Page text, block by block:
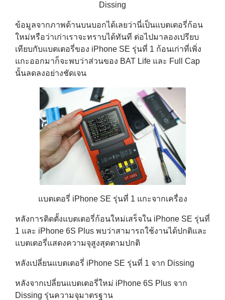
Dissing
ข้อมูลจากภาพด้านบนบอกได้เลยว่านี่เป็นแบตเตอรี่ก้อน
ใหม่หรือว่าเก่าเราจะทราบได้ทันที ต่อไปมาลองเปรียบ
เทียบกับแบตเตอรี่ของ iPhone SE รุ่นที่ 1 ก้อนเก่าที่เพิ่ง
แกะออกมาก็จะพบว่าส่วนของ BAT Life และ Full Cap
นั้นลดลงอย่างชัดเจน
แบตเตอรี่ iPhone SE รุ่นที่ 1 แกะจากเครื่อง
หลังการติดตั้งแบตเตอรี่ก้อนใหม่เสร็จใน iPhone SE รุ่นที่
1 และ iPhone 6S Plus พบว่าสามารถใช้งานได้ปกติและ
แบตเตอรี่แสดงความจุสูงสุดตามปกติ
หลังเปลี่ยนแบตเตอรี่ iPhone SE รุ่นที่ 1 จาก Dissing
หลังจากเปลี่ยนแบตเตอรี่ใหม่ iPhone 6S Plus จาก
Dissing รุ่นความจุมาตรฐาน